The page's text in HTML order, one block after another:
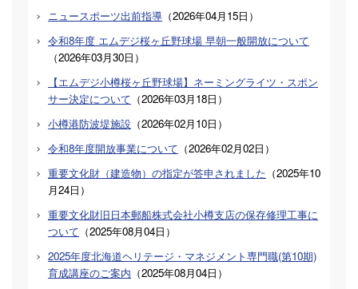
ニュースポーツ出前指導 （2026年04月15日 ）
令和8年度 エムデジ桜ヶ丘野球場 早朝一般開放について
（2026年03月30日 ）
【エムデジ小樽桜ヶ丘野球場】ネーミングライツ・スポン
サー決定について （2026年03月18日 ）
小樽港防波堤施設 （2026年02月10日 ）
令和8年度開放事業について （2026年02月02日 ）
重要文化財（建造物）の指定が答申されました （2025年10
月24日 ）
重要文化財旧日本郵船株式会社小樽支店の保存修理工事に
ついて （2025年08月04日 ）
2025年度北海道ヘリテージ・マネジメント専門職(第10期)
育成講座のご案内 （2025年08月04日 ）